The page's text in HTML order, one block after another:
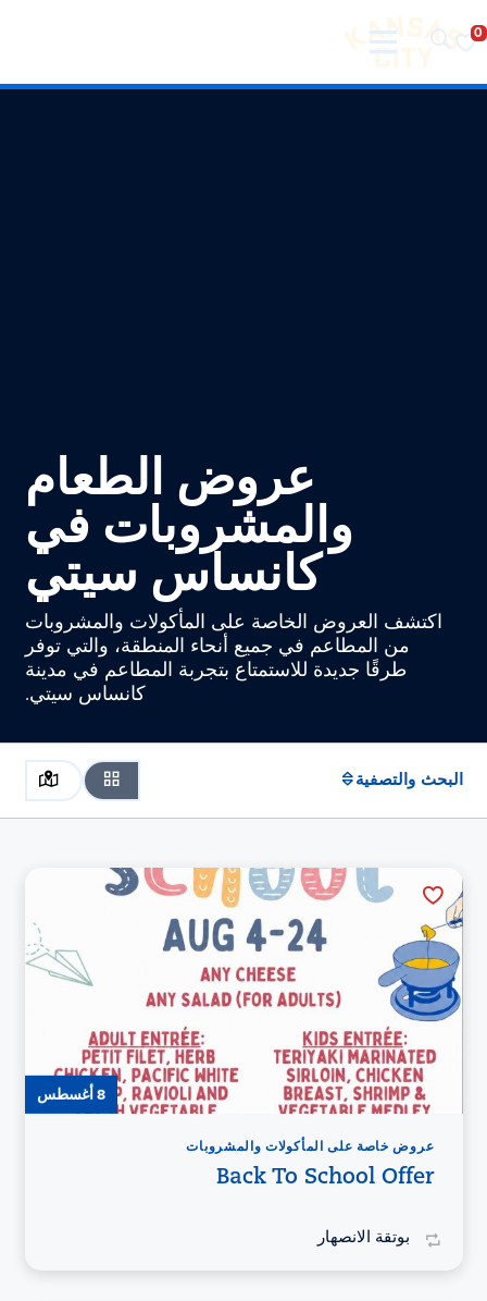
تفضل بزيارة مدينة كانساس سيتي
عروض الطعام
والمشروبات في
كانساس سيتي
اكتشف العروض الخاصة على المأكولات والمشروبات
من المطاعم في جميع أنحاء المنطقة، والتي توفر
طرقًا جديدة للاستمتاع بتجربة المطاعم في مدينة
كانساس سيتي.
البحث والتصفية
8 أغسطس
عروض خاصة على المأكولات والمشروبات
Back To School Offer
بوتقة الانصهار